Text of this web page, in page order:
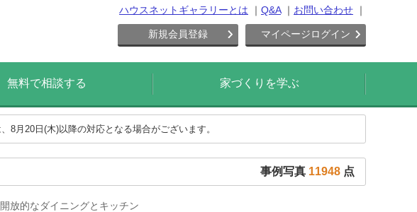
ハウスネットギャラリーとは Q&A お問い合わせ
新規会員登録 マイページログイン
無料で相談する 家づくりを学ぶ
8月20日(木)以降の対応となる場合がございます。
事例写真 11948 点
放的なダイニングとキッチン